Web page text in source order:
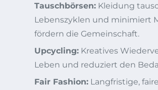
Tauschbörsen: Kleidung
Lebenszyklen und minimiert
fördern die Gemeinschaft.
Upcycling: Kreatives
Leben und reduziert den
Fair Fashion: Langfristige,